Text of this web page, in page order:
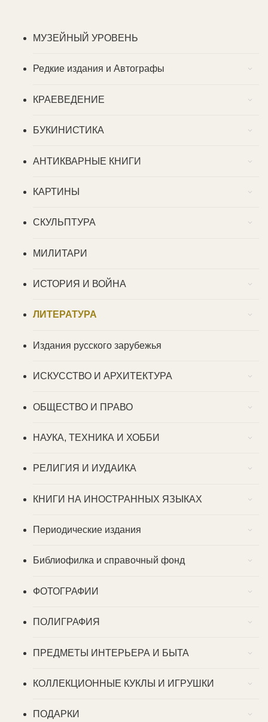
МУЗЕЙНЫЙ УРОВЕНЬ
Редкие издания и Автографы
КРАЕВЕДЕНИЕ
БУКИНИСТИКА
АНТИКВАРНЫЕ КНИГИ
КАРТИНЫ
СКУЛЬПТУРА
МИЛИТАРИ
ИСТОРИЯ И ВОЙНА
ЛИТЕРАТУРА
Издания русского зарубежья
ИСКУССТВО И АРХИТЕКТУРА
ОБЩЕСТВО И ПРАВО
НАУКА, ТЕХНИКА И ХОББИ
РЕЛИГИЯ И ИУДАИКА
КНИГИ НА ИНОСТРАННЫХ ЯЗЫКАХ
Периодические издания
Библиофилка и справочный фонд
ФОТОГРАФИИ
ПОЛИГРАФИЯ
ПРЕДМЕТЫ ИНТЕРЬЕРА И БЫТА
КОЛЛЕКЦИОННЫЕ КУКЛЫ И ИГРУШКИ
ПОДАРКИ